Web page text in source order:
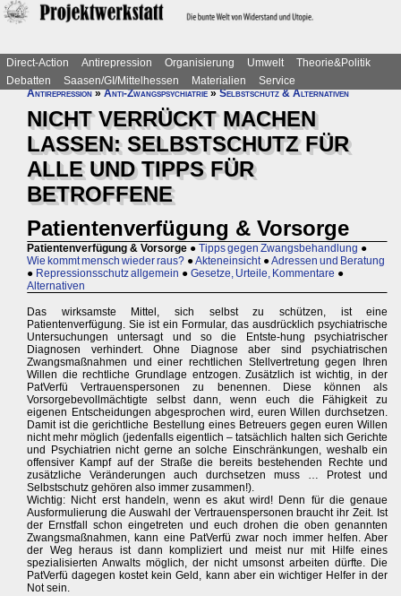
Direct-Action Antirepression Organisierung Umwelt
Theorie&Politik
Debatten
Saasen/GI/Mittelhessen Materialien
Service
Antirepression»Anti-Zwangspsychiatrie»Selbstschutz & Alternativen
NICHT VERRÜCKT MACHEN
LASSEN: SELBSTSCHUTZ FÜR
ALLE UND TIPPS FÜR
BETROFFENE
Patientenverfügung & Vorsorge
Patientenverfügung & Vorsorge ● Tipps gegen Zwangsbehandlung ●
Wie kommt mensch wieder raus? ●Akteneinsicht ●Adressen und Beratung
● Repressionsschutz allgemein ● Gesetze, Urteile, Kommentare ●
Alternativen
Das wirksamste Mittel, sich selbst zu schützen, ist eine
Patientenverfügung. Sie ist ein Formular, das ausdrücklich psychiatrische
Untersuchungen untersagt und so die Entste-hung psychiatrischer
Diagnosen verhindert. Ohne Diagnose aber sind psychiatrischen
Zwangsmaßnahmen und einer rechtlichen Stellvertretung gegen Ihren
Willen die rechtliche Grundlage entzogen. Zusätzlich ist wichtig, in der
PatVerfü Vertrauenspersonen zu benennen. Diese können als
Vorsorgebevollmächtigte selbst dann, wenn euch die Fähigkeit zu
eigenen Entscheidungen abgesprochen wird, euren Willen durchsetzen.
Damit ist die gerichtliche Bestellung eines Betreuers gegen euren Willen
nicht mehr möglich (jedenfalls eigentlich – tatsächlich halten sich Gerichte
und Psychiatrien nicht gerne an solche Einschränkungen, weshalb ein
offensiver Kampf auf der Straße die bereits bestehenden Rechte und
zusätzliche Veränderungen auch durchsetzen muss … Protest und
Selbstschutz gehören also immer zusammen!).
Wichtig: Nicht erst handeln, wenn es akut wird! Denn für die genaue
Ausformulierung die Auswahl der Vertrauenspersonen braucht ihr Zeit. Ist
der Ernstfall schon eingetreten und euch drohen die oben genannten
Zwangsmaßnahmen, kann eine PatVerfü zwar noch immer helfen. Aber
der Weg heraus ist dann kompliziert und meist nur mit Hilfe eines
spezialisierten Anwalts möglich, der nicht umsonst arbeiten dürfte. Die
PatVerfü dagegen kostet kein Geld, kann aber ein wichtiger Helfer in der
Not sein.